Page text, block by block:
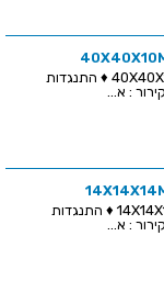
גוף קירור לרכיבים 40X40X10MM - BGA ♦ התנגדות
גוף קירור לרכיבים 14X14X14MM - PGA ♦ התנגדות